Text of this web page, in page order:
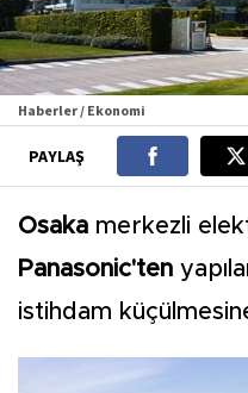
Haberler / Ekonomi
PAYLAŞ
Osaka merkezli
Panasonic'ten
istihdam